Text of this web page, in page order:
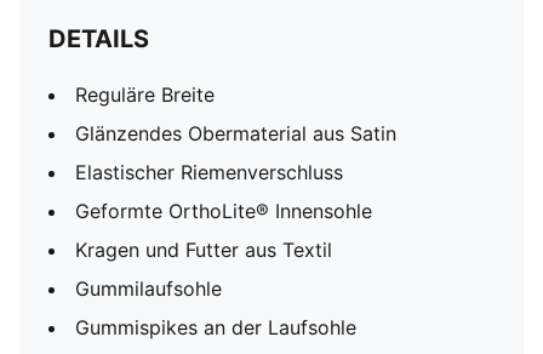
DETAILS
Reguläre Breite
Glänzendes Obermaterial aus Satin
Elastischer Riemenverschluss
Geformte OrthoLite® Innensohle
Kragen und Futter aus Textil
Gummilaufsohle
Gummispikes an der Laufsohle